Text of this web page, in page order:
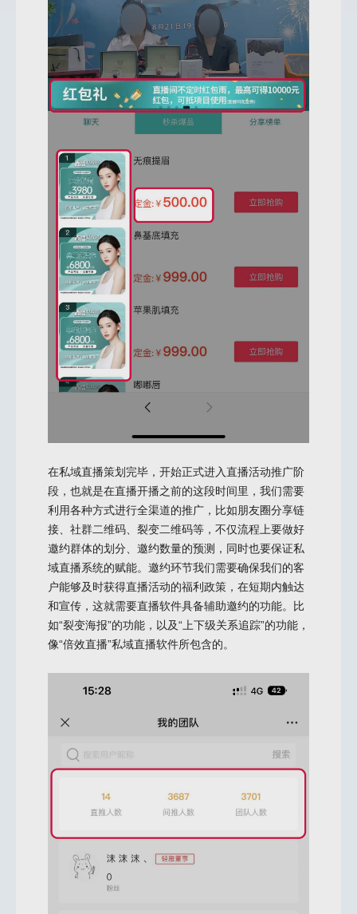
在私域直播策划完毕，开始正式进入直播活动推广阶
段，也就是在直播开播之前的这段时间里，我们需要
利用各种方式进行全渠道的推广，比如朋友圈分享链
接、社群二维码、裂变二维码等，不仅流程上要做好
邀约群体的划分、邀约数量的预测，同时也要保证私
域直播系统的赋能。邀约环节我们需要确保我们的客
户能够及时获得直播活动的福利政策，在短期内触达
和宣传，这就需要直播软件具备辅助邀约的功能。比
如“裂变海报”的功能，以及“上下级关系追踪”的功能，
像“倍效直播”私域直播软件所包含的。